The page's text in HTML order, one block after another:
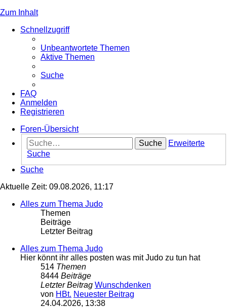
Zum Inhalt
Schnellzugriff
Unbeantwortete Themen
Aktive Themen
Suche
FAQ
Anmelden
Registrieren
Foren-Übersicht
Suche
Erweiterte
Suche
Suche
Aktuelle Zeit: 09.08.2026, 11:17
Alles zum Thema Judo
Themen
Beiträge
Letzter Beitrag
Alles zum Thema Judo
Hier könnt ihr alles posten was mit Judo zu tun hat
514 Themen
8444 Beiträge
Letzter Beitrag Wunschdenken
von HBt. Neuester Beitrag
24.04.2026, 13:38